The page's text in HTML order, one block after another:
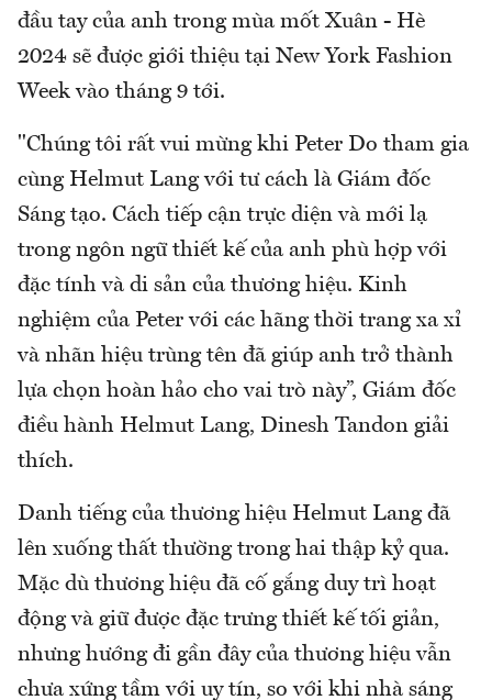
đầu tay của anh trong mùa mốt Xuân - Hè
2024 sẽ được giới thiệu tại New York Fashion
Week vào tháng 9 tới.
"Chúng tôi rất vui mừng khi Peter Do tham gia
cùng Helmut Lang với tư cách là Giám đốc
Sáng tạo. Cách tiếp cận trực diện và mới lạ
trong ngôn ngữ thiết kế của anh phù hợp với
đặc tính và di sản của thương hiệu. Kinh
nghiệm của Peter với các hãng thời trang xa xỉ
và nhãn hiệu trùng tên đã giúp anh trở thành
lựa chọn hoàn hảo cho vai trò này”, Giám đốc
điều hành Helmut Lang, Dinesh Tandon giải
thích.
Danh tiếng của thương hiệu Helmut Lang đã
lên xuống thất thường trong hai thập kỷ qua.
Mặc dù thương hiệu đã cố gắng duy trì hoạt
động và giữ được đặc trưng thiết kế tối giản,
nhưng hướng đi gần đây của thương hiệu vẫn
chưa xứng tầm với uy tín, so với khi nhà sáng